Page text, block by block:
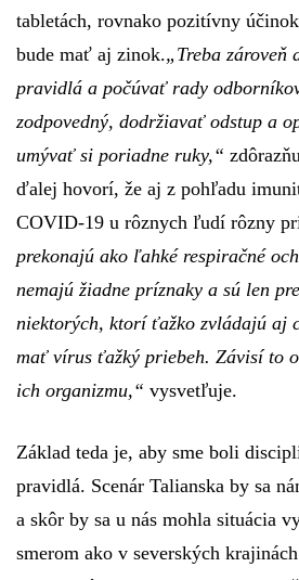
tabletách, rovnako pozitívny
bude mať aj zinok.„Treba zároveň
pravidlá a počúvať rady
zodpovedný, dodržiavať odstup a
umývať si poriadne ruky,“
ďalej hovorí, že aj z pohľadu
COVID-19 u rôznych ľudí rôzny
prekonajú ako ľahké respiračné
nemajú žiadne príznaky a sú len
niektorých, ktorí ťažko zvládajú aj
mať vírus ťažký priebeh. Závisí to
ich organizmu,“ vysvetľuje.
Základ teda je, aby sme boli
pravidlá. Scenár Talianska by sa
a skôr by sa u nás mohla situácia
smerom ako v severských